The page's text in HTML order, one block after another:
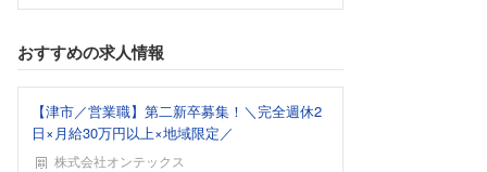
おすすめの求人情報
【津市／営業職】第二新卒募集！＼完全週休2
日×月給30万円以上×地域限定／
株式会社オンテックス